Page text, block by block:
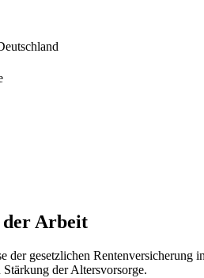
der Arbeit
der gesetzlichen
der Altersvorsorge.